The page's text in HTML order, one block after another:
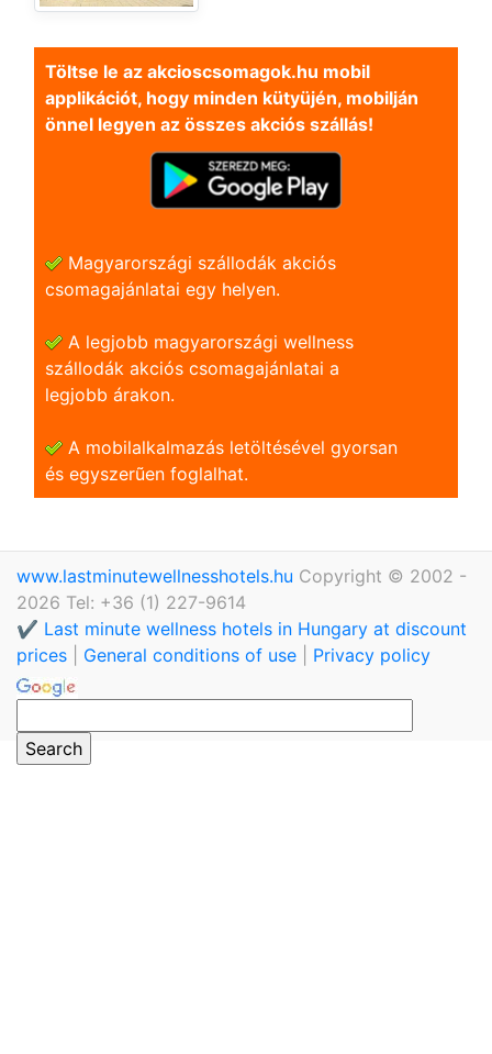
Töltse le az akcioscsomagok.hu mobil
applikációt, hogy minden kütyüjén, mobilján
önnel legyen az összes akciós szállás!
Magyarországi szállodák akciós
csomagajánlatai egy helyen.
A legjobb magyarországi wellness
szállodák akciós csomagajánlatai a
legjobb árakon.
A mobilalkalmazás letöltésével gyorsan
és egyszerũen foglalhat.
www.lastminutewellnesshotels.hu Copyright © 2002 -
2026 Tel: +36 (1) 227-9614
✔️ Last minute wellness hotels in Hungary at discount
prices
General conditions of use Privacy policy